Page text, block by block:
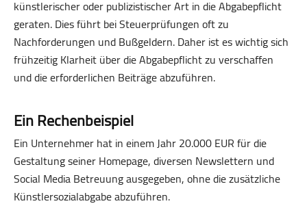
künstlerischer oder publizistischer Art in die Abgabepflicht
geraten. Dies führt bei Steuerprüfungen oft zu
Nachforderungen und Bußgeldern. Daher ist es wichtig sich
frühzeitig Klarheit über die Abgabepflicht zu verschaffen
und die erforderlichen Beiträge abzuführen.
Ein Rechenbeispiel
Ein Unternehmer hat in einem Jahr 20.000 EUR für die
Gestaltung seiner Homepage, diversen Newslettern und
Social Media Betreuung ausgegeben, ohne die zusätzliche
Künstlersozialabgabe abzuführen.